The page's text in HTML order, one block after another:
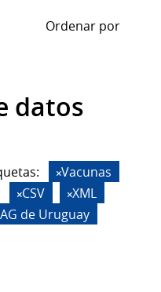
Ordenar por
datos
Vacunas
CSV
XML
de Uruguay